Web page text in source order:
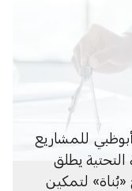
للمشاريع
التحتية يطلق
«بُناة» لتمكين